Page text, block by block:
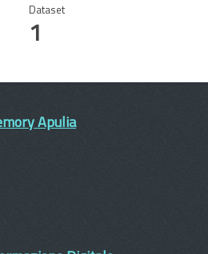
Dataset
1
Apulia